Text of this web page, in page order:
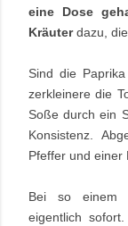
eine Dose
Kräuterdazu,
Sind die
zerkleinere die
Soße durch ein
Konsistenz.
Pfeffer und einer
Bei so einem
eigentlich